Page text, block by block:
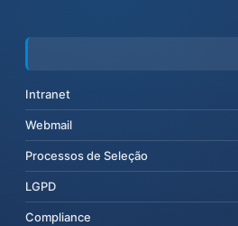
Intranet
Webmail
Processos de Seleção
LGPD
Compliance